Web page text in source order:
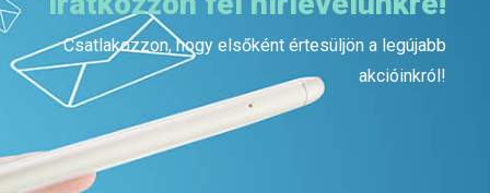
Csatlakozzon, hogy elsőként értesüljön a legújabb
akcióinkról!